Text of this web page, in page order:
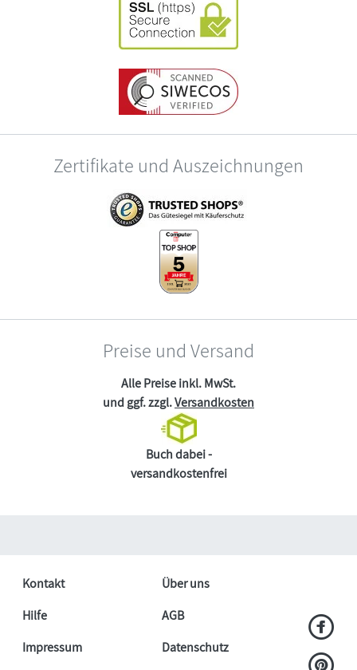
Zertifikate und Auszeichnungen
Preise und Versand
Alle Preise inkl. MwSt.
und ggf. zzgl.Versandkosten
Buch dabei -
versandkostenfrei
Kontakt
Über uns
Hilfe
AGB
Impressum
Datenschutz